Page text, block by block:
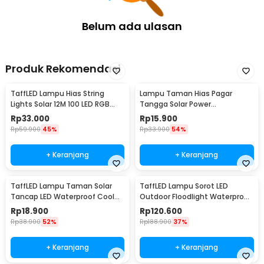
Belum ada ulasan
Produk Rekomendasi
TaffLED Lampu Hias String
Lights Solar 12M 100 LED RGB
Waterproof - YY-3210
Rp33.000
Rp59.900 45%
+ Keranjang
Lampu Taman Hias Pagar
Tangga Solar Power
Waterproof Cool White - HBT-
1501
Rp15.900
Rp33.900 54%
+ Keranjang
TaffLED Lampu Taman Solar
Tancap LED Waterproof Cool
White 6000K - YF-922
Rp18.900
Rp38.900 52%
+ Keranjang
TaffLED Lampu Sorot LED
Outdoor Floodlight Waterproof
Cool White 30W - W804
Rp120.600
Rp188.900 37%
+ Keranjang